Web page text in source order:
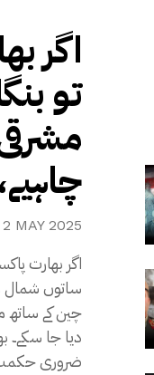
اگر
تو
2 MAY 2025
اگر بھارت
چین کے ساتھ
دیا جا سکے۔
ضروری